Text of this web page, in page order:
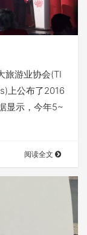
旅游业协会(TI
上公布了2016
显示，今年5~
阅读全文